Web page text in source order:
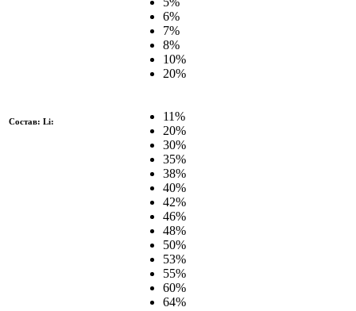
6%
7%
8%
10%
20%
Состав: Li:
11%
20%
30%
35%
38%
40%
42%
46%
48%
50%
53%
55%
60%
64%